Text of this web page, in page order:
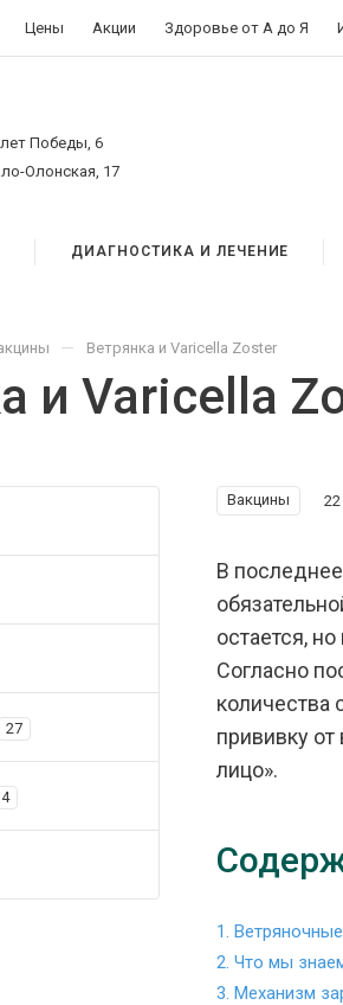
Цены Акции Здоровье от А до Я
Победы, 6
Олонская, 17
ДИАГНОСТИКА И ЛЕЧЕНИЕ
и Varicella
— Ветрянка и Varicella Zoster
Вакцины
В
остается,
Согласно
количества
прививку от
лицо».
1.
2. Что мы
3. Механизм
27
4